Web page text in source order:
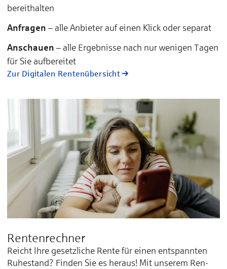
bereithalten
Anfragen – alle Anbieter auf einen Klick oder separat
Anschauen – alle Ergebnisse nach nur wenigen Tagen
für Sie aufbereitet
Zur Digitalen Rentenübersicht
Rentenrechner
Reicht Ihre ge­setz­li­che Ren­te für ei­nen ent­spann­ten
Ru­he­stand? Fin­den Sie es he­raus! Mit un­se­rem Ren­